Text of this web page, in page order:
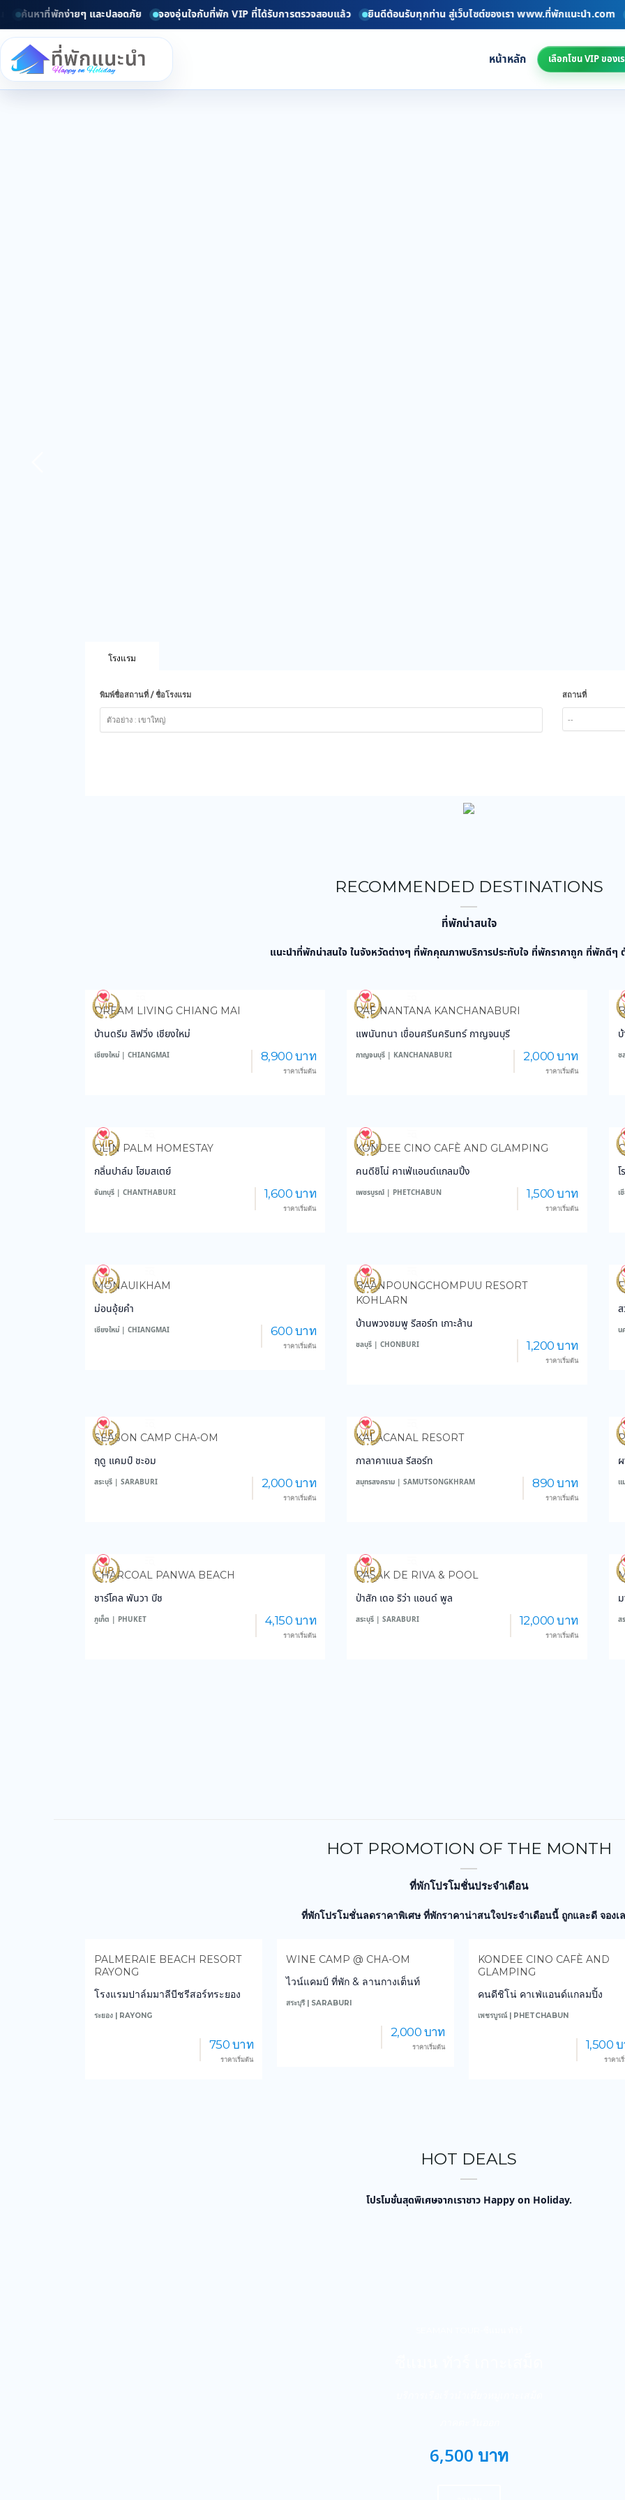
ค้นหาที่พักง่ายๆ และปลอดภัย จองอุ่นใจกับที่พัก VIP ที่ได้รับการตรวจสอบแล้ว ยินดีต้อนรับทุกท่าน สู่เว็บไซต์ของเรา www.ที่พักแนะนำ.com
หน้าหลัก เลือกโซน VIP ของเ
โรงแรม
พิมพ์ชื่อสถานที่ / ชื่อโรงแรม สถานที่
--
RECOMMENDED DESTINATIONS
ที่พักน่าสนใจ
แนะนำที่พักน่าสนใจ ในจังหวัดต่างๆ ที่พักคุณภาพบริการประทับใจ ที่พักราคาถูก ที่พักดีๆ
971
DREAM LIVING CHIANG MAI
บ้านดรีม ลิฟวิ่ง เชียงใหม่
เชียงใหม่ | CHIANGMAI 8,900 บาท
ราคาเริ่มต้น
3,877
PAE NANTANA KANCHANABURI
แพนันทนา เขื่อนศรีนครินทร์ กาญจนบุรี
กาญจนบุรี | KANCHANABURI 2,000 บาท
ราคาเริ่มต้น
ช
3,768
GLIN PALM HOMESTAY
กลิ่นปาล์ม โฮมสเตย์
จันทบุรี | CHANTHABURI 1,600 บาท
ราคาเริ่มต้น
3,176
KONDEE CINO CAFÈ AND GLAMPING
คนดีชิโน่ คาเฟ่แอนด์แกลมปิ้ง
เพชรบูรณ์ | PHETCHABUN 1,500 บาท
ราคาเริ่มต้น
เ
3,984
MONAUIKHAM
ม่อนอุ้ยคำ
เชียงใหม่ | CHIANGMAI 600 บาท
ราคาเริ่มต้น
4,186
BAANPOUNGCHOMPUU RESORT
KOHLARN
บ้านพวงชมพู รีสอร์ท เกาะล้าน
ชลบุรี | CHONBURI 1,200 บาท
ราคาเริ่มต้น
น
3,564
SEASON CAMP CHA-OM
ฤดู แคมป์ ชะอม
สระบุรี | SARABURI 2,000 บาท
ราคาเริ่มต้น
3,423
KALACANAL RESORT
กาลาคาแนล รีสอร์ท
สมุทรสงคราม | SAMUTSONGKHRAM 890 บาท
ราคาเริ่มต้น
แ
3,589
CHARCOAL PANWA BEACH
ชาร์โคล พันวา บีช
ภูเก็ต | PHUKET 4,150 บาท
ราคาเริ่มต้น
3,837
PASAK DE RIVA & POOL
ป่าสัก เดอ ริว่า แอนด์ พูล
สระบุรี | SARABURI 12,000 บาท
ราคาเริ่มต้น
ส
HOT PROMOTION OF THE MONTH
ที่พักโปรโมชั่นประจำเดือน
ที่พักโปรโมชั่นลดราคาพิเศษ ที่พักราคาน่าสนใจประจำเดือนนี้ ถูกและดี จองเ
WINE CAMP @ CHA-OM
ราคาเริ่มต้น
KONDEE CINO CAFÈ AND
1,500 บาท
HUENSARAN
ราคาเ
HOT DEALS
โปรโมชั่นสุดพิเศษจากเราชาว Happy on Holiday.
6,500 บาท